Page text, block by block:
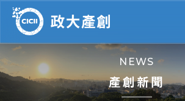
NEWS
產創新聞